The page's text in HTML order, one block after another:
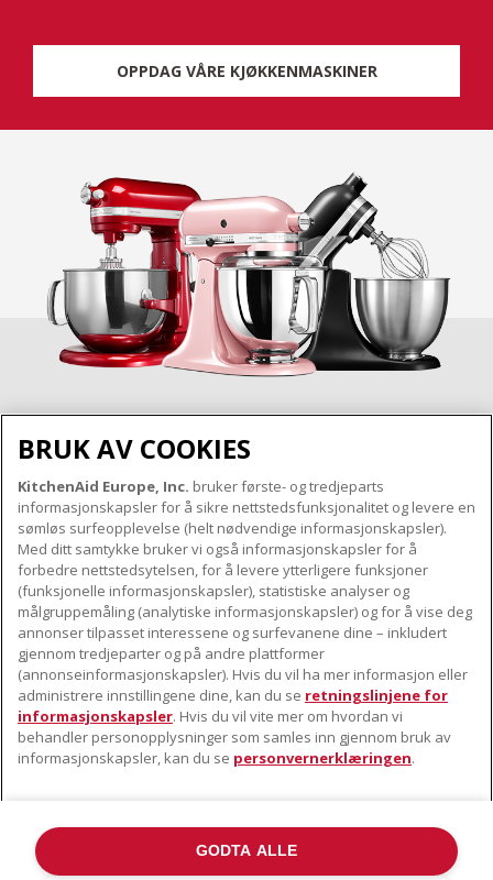
OPPDAG VÅRE KJØKKENMASKINER
OM KITCHENAID
Merkets kjerne
Merkehistorie
ODR
VÅRE PRODUKTER
Små apparater
Produkttilbehør
KUNDESERVICE
Finn et servicesenter nær deg
Garanti og dokumenter
Kontaktinformasjon
FØLG OSS
©2022 Alle rettigheter forbeholdt. KitchenAid og designen til
BRUK AV COOKIES
KitchenAid Europe, Inc. bruker første- og tredjeparts
informasjonskapsler for å sikre nettstedsfunksjonalitet og levere en
sømløs surfeopplevelse (helt nødvendige informasjonskapsler).
Med ditt samtykke bruker vi også informasjonskapsler for å
forbedre nettstedsytelsen, for å levere ytterligere funksjoner
(funksjonelle informasjonskapsler), statistiske analyser og
målgruppemåling (analytiske informasjonskapsler) og for å vise deg
annonser tilpasset interessene og surfevanene dine – inkludert
gjennom tredjeparter og på andre plattformer
(annonseinformasjonskapsler). Hvis du vil ha mer informasjon eller
administrere innstillingene dine, kan du se retningslinjene for
informasjonskapsler. Hvis du vil vite mer om hvordan vi
behandler personopplysninger som samles inn gjennom bruk av
informasjonskapsler, kan du se personvernerklæringen.
GODTA ALLE